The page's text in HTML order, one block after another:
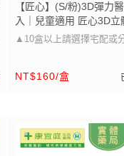
【匠心】(S/粉)3D彈力
入｜兒童適用 匠心3D立
宜庭藥局》《保證原廠
▲10盒以上請選擇宅配或
口罩大小可以參考圖片的
NT$160/盒